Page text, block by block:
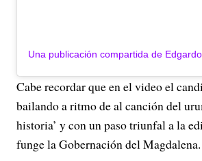
Cabe recordar que en el video el
bailando a ritmo de al canción del
historia’ y con un paso triunfal a la
funge la Gobernación del Magdalena.